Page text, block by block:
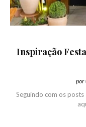
Inspiração
por
Seguindo com os